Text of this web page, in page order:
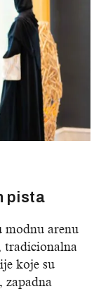
pista
modnu arenu
tradicionalna
koje su
zapadna